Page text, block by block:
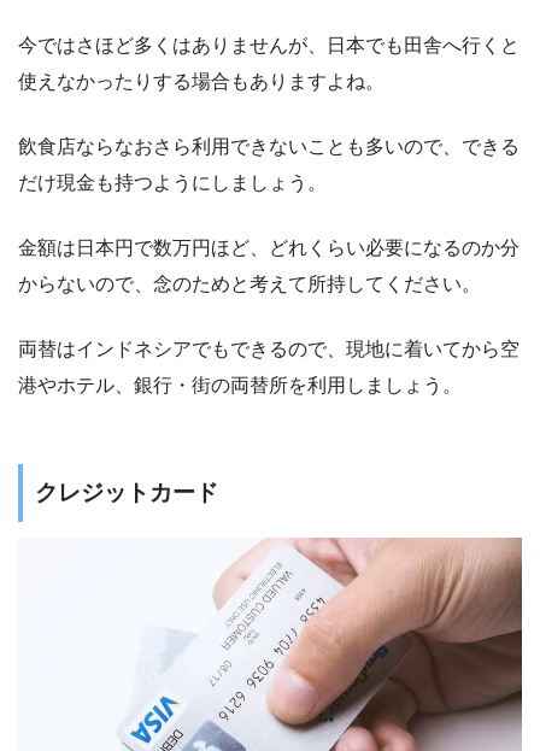
今ではさほど多くはありませんが、日本でも田舎へ行くと
使えなかったりする場合もありますよね。
飲食店ならなおさら利用できないことも多いので、できる
だけ現金も持つようにしましょう。
金額は日本円で数万円ほど、どれくらい必要になるのか分
からないので、念のためと考えて所持してください。
両替はインドネシアでもできるので、現地に着いてから空
港やホテル、銀行・街の両替所を利用しましょう。
クレジットカード